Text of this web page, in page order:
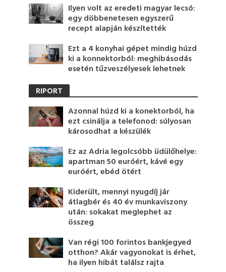
Ilyen volt az eredeti magyar lecsó:
egy döbbenetesen egyszerű
recept alapján készítették
Ezt a 4 konyhai gépet mindig húzd
ki a konnektorból: meghibásodás
esetén tűzveszélyesek lehetnek
RIPORT
Azonnal húzd ki a konektorból, ha
ezt csinálja a telefonod: súlyosan
károsodhat a készülék
Ez az Adria legolcsóbb üdülőhelye:
apartman 50 euróért, kávé egy
euróért, ebéd ötért
Kiderült, mennyi nyugdíj jár
átlagbér és 40 év munkaviszony
után: sokakat meglephet az
összeg
Van régi 100 forintos bankjegyed
otthon? Akár vagyonokat is érhet,
ha ilyen hibát találsz rajta